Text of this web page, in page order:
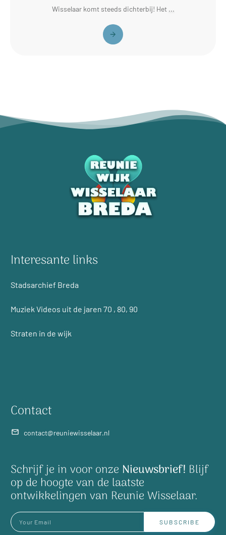
Wisselaar komt steeds dichterbij! Het ...
Interesante links
Stadsarchief Breda
Muziek Videos uit de jaren 70 , 80, 90
Straten in de wijk
Contact
contact@reuniewisselaar.nl
Schrijf je in voor onze Nieuwsbrief! Blijf
op de hoogte van de laatste
ontwikkelingen van Reunie Wisselaar.
SUBSCRIBE